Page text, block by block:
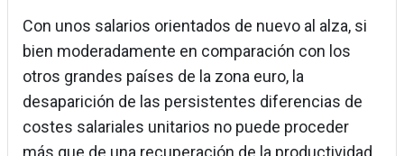
Con unos salarios orientados de nuevo al alza, si
bien moderadamente en comparación con los
otros grandes países de la zona euro, la
desaparición de las persistentes diferencias de
costes salariales unitarios no puede proceder